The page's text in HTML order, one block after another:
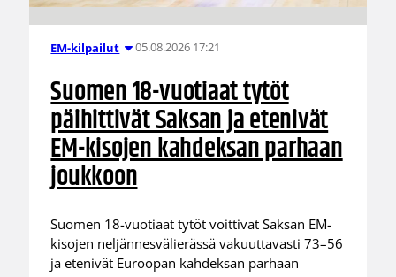
EM-kilpailut 05.08.2026 17:21
Suomen 18-vuotiaat tytöt
päihittivät Saksan ja etenivät
EM-kisojen kahdeksan parhaan
joukkoon
Suomen 18-vuotiaat tytöt voittivat Saksan EM-
kisojen neljännesvälierässä vakuuttavasti 73–56
ja etenivät Euroopan kahdeksan parhaan